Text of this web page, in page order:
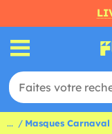
... Masques